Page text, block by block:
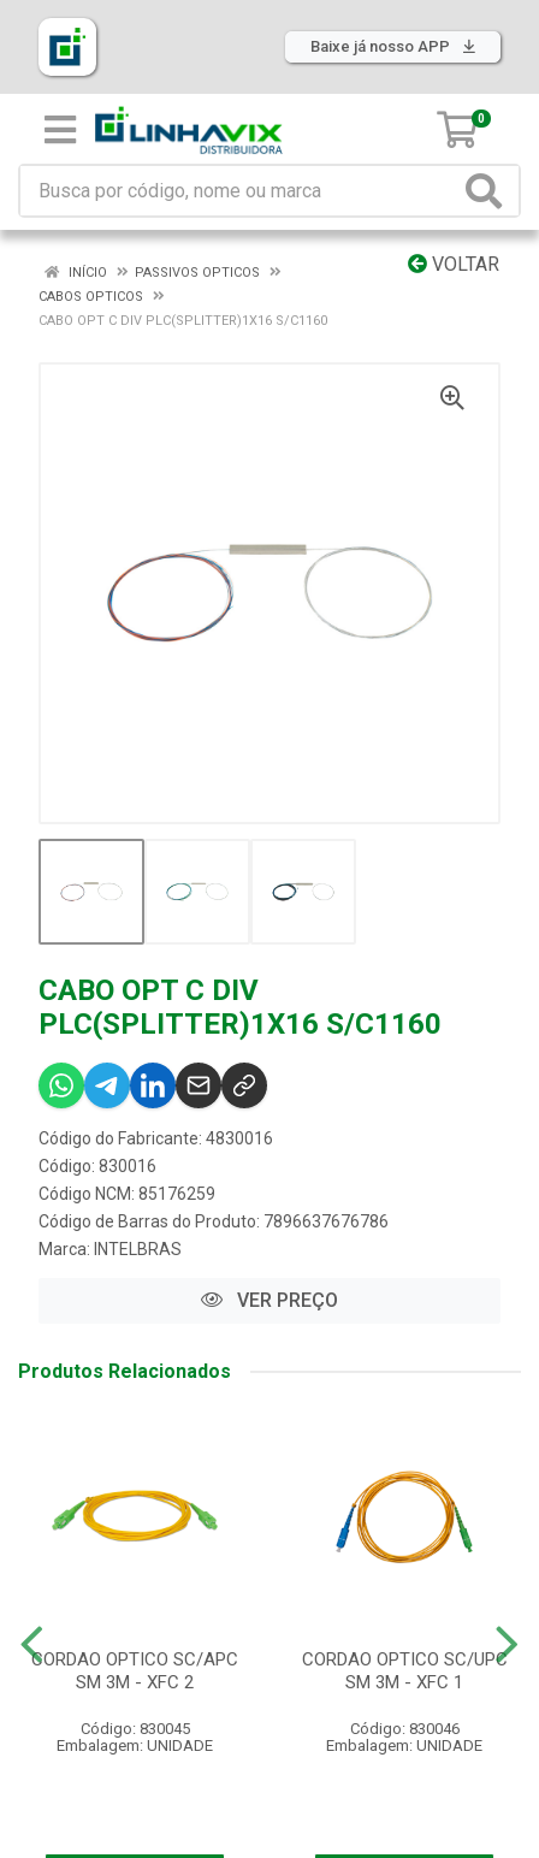
Baixe já nosso APP
0
VOLTAR
INÍCIO
PASSIVOS OPTICOS
CABOS OPTICOS
CABO OPT C DIV PLC(SPLITTER)1X16 S/C1160
CABO OPT C DIV
PLC(SPLITTER)1X16 S/C1160
Código do Fabricante: 4830016
Código: 830016
Código NCM: 85176259
Código de Barras do Produto: 7896637676786
Marca: INTELBRAS
VER PREÇO
Produtos Relacionados
CORDAO OPTICO SC/APC
SM 3M - XFC 2
Código: 830045
Embalagem: UNIDADE
CORDAO OPTICO SC/UPC
SM 3M - XFC 1
Código: 830046
Embalagem: UNIDADE